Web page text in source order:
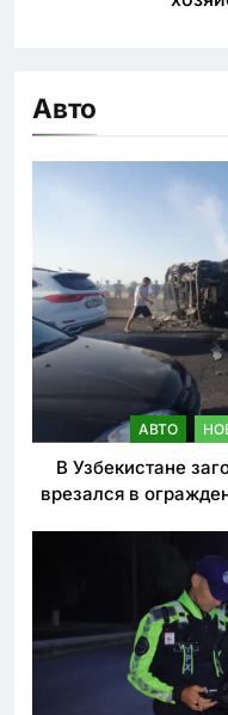
Авто
АВТО
В Узбекистане
врезался в